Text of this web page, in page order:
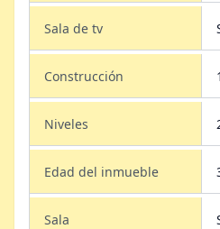
Sala de tv
Construcción
Niveles
Edad del inmueble
Sala